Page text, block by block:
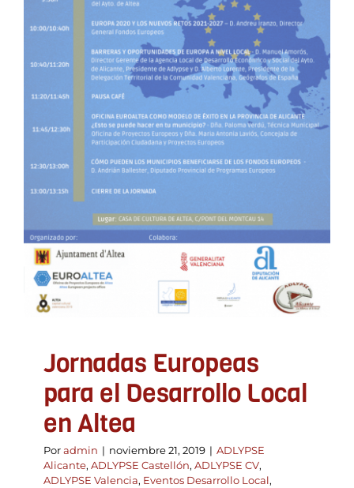
Jornadas Europeas para
el Desarrollo Local en
Altea
ADLYPSE Alicante ADLYPSE Castellón ADLYPSE
ADLYPSE Valencia Eventos Desarrollo Local
Formación y Jornadas Unión Europea
Jornadas Europeas
para el Desarrollo Local
en Altea
Poradmin | noviembre 21, 2019 | ADLYPSE
Alicante, ADLYPSE Castellón, ADLYPSE CV,
ADLYPSE Valencia, Eventos Desarrollo Local,